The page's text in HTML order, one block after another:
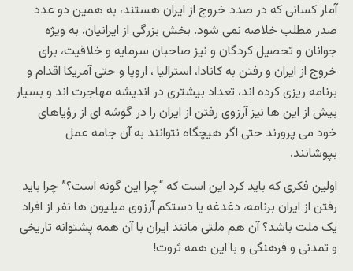
آمار کسانی که در صدد خروج از ایران هستند، به همین دو عدد
صدر مطلب خلاصه نمی شود. بخش بزرگی از ایرانیان، به ویژه
جوانان و تحصیل کردگان و نیز صاحبان سرمایه و خلاقیت، برای
خروج از ایران و رفتن به کانادا، استرالیا ، اروپا و حتی آمریکا اقدام و
برنامه ریزی کرده اند، تعداد بیشتری در اندیشه مهاجرت اند و بسیار
بیش از این ها نیز آرزوی رفتن از ایران را در گوشه ای از رؤیاهای
خود می پرورند حتی اگر هیچگاه نتوانند به آن جامه عمل
بپوشانند.
اولین فکری که باید کرد این است که “چرا این گونه است؟” چرا باید
رفتن از ایران برنامه، دغدغه یا دستکم آرزوی میلیون ها نفر از افراد
یک ملت باشد؟ آن هم ملتی مانند ایران با آن همه پشتوانه تاریخی
و تمدنی و فرهنگی و با این همه ثروت!